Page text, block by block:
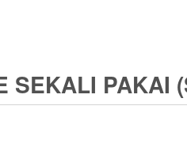
SEKALI PAKAI